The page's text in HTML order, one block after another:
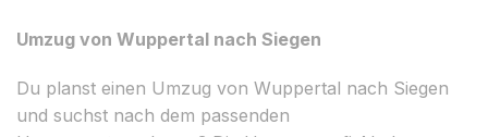
Umzug von Wuppertal nach Siegen
Du planst einen Umzug von Wuppertal nach Siegen
und suchst nach dem passenden